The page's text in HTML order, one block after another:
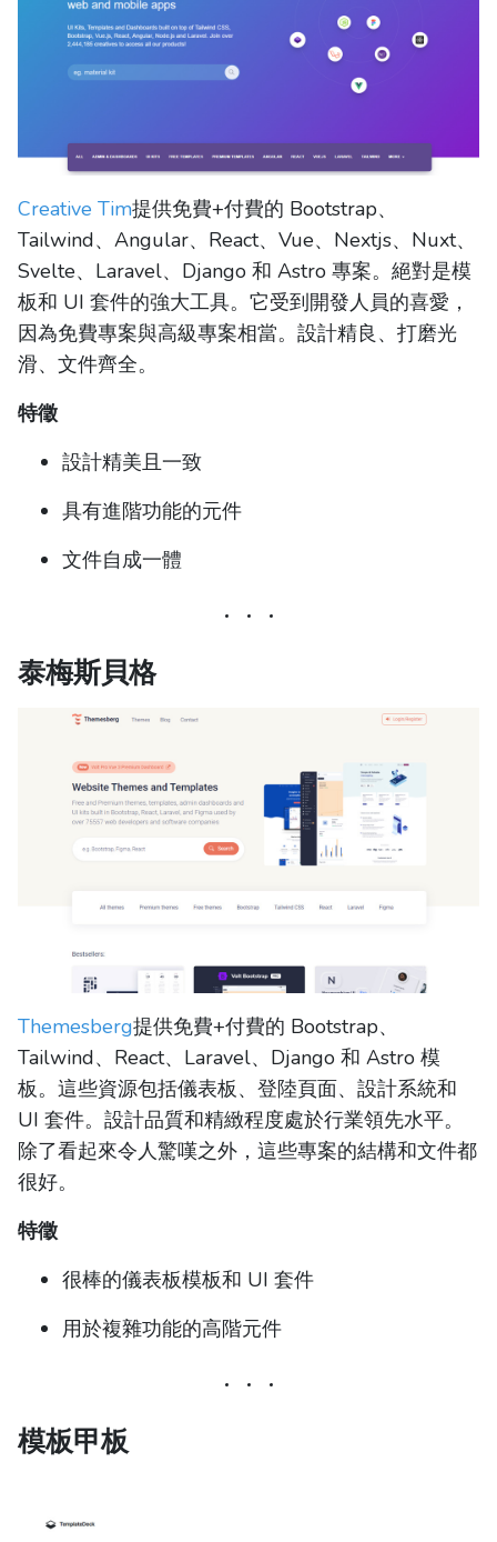
Creative Tim提供免費+付費的 Bootstrap、
Tailwind、Angular、React、Vue、Nextjs、Nuxt、
Svelte、Laravel、Django 和 Astro 專案。絕對是模
板和 UI 套件的強大工具。它受到開發人員的喜愛，
因為免費專案與高級專案相當。設計精良、打磨光
滑、文件齊全。
特徵
設計精美且一致
具有進階功能的元件
文件自成一體
泰梅斯貝格
Themesberg提供免費+付費的 Bootstrap、
Tailwind、React、Laravel、Django 和 Astro 模
板。這些資源包括儀表板、登陸頁面、設計系統和
UI 套件。設計品質和精緻程度處於行業領先水平。
除了看起來令人驚嘆之外，這些專案的結構和文件都
很好。
特徵
很棒的儀表板模板和 UI 套件
用於複雜功能的高階元件
模板甲板